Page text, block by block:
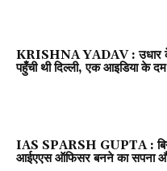
KRISHNA YADAV :
पहुँची थी दिल्ली, एक आइडिया के
IAS SPARSH GUPTA :
आईएएस ऑफिसर बनने का सपना